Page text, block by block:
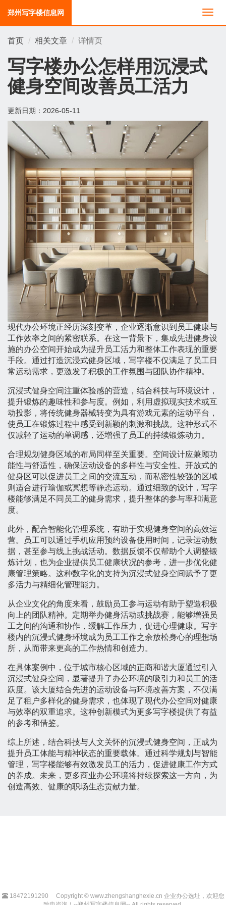
切
换
郑州写字楼信息网
首页 相关文章 详情页
写字楼办公怎样用沉浸式
健身空间改善员工活力
更新日期： 2026-05-11
现代办公环境正经历深刻变革，企业逐渐意识到员工健康与
工作效率之间的紧密联系。在这一背景下，集成先进健身设
施的办公空间开始成为提升员工活力和整体工作表现的重要
手段。通过打造沉浸式健身区域，写字楼不仅满足了员工日
常运动需求，更激发了积极的工作氛围与团队协作精神。
沉浸式健身空间注重体验感的营造，结合科技与环境设计，
提升锻炼的趣味性和参与度。例如，利用虚拟现实技术或互
动投影，将传统健身器械转变为具有游戏元素的运动平台，
使员工在锻炼过程中感受到新颖的刺激和挑战。这种形式不
仅减轻了运动的单调感，还增强了员工的持续锻炼动力。
合理规划健身区域的布局同样至关重要。空间设计应兼顾功
能性与舒适性，确保运动设备的多样性与安全性。开放式的
健身区可以促进员工之间的交流互动，而私密性较强的区域
则适合进行瑜伽或冥想等静态运动。通过细致的设计，写字
楼能够满足不同员工的健身需求，提升整体的参与率和满意
度。
此外，配合智能化管理系统，有助于实现健身空间的高效运
营。员工可以通过手机应用预约设备使用时间，记录运动数
据，甚至参与线上挑战活动。数据反馈不仅帮助个人调整锻
炼计划，也为企业提供员工健康状况的参考，进一步优化健
康管理策略。这种数字化的支持为沉浸式健身空间赋予了更
多活力与精细化管理能力。
从企业文化的角度来看，鼓励员工参与运动有助于塑造积极
向上的团队精神。定期举办健身活动或挑战赛，能够增强员
工之间的沟通和协作，缓解工作压力，促进心理健康。写字
楼内的沉浸式健身环境成为员工工作之余放松身心的理想场
所，从而带来更高的工作热情和创造力。
在具体案例中，位于城市核心区域的正商和谐大厦通过引入
沉浸式健身空间，显著提升了办公环境的吸引力和员工的活
跃度。该大厦结合先进的运动设备与环境改善方案，不仅满
足了租户多样化的健身需求，也体现了现代办公空间对健康
与效率的双重追求。这种创新模式为更多写字楼提供了有益
的参考和借鉴。
综上所述，结合科技与人文关怀的沉浸式健身空间，正成为
提升员工体能与精神状态的重要载体。通过科学规划与智能
管理，写字楼能够有效激发员工的活力，促进健康工作方式
的养成。未来，更多商业办公环境将持续探索这一方向，为
创造高效、健康的职场生态贡献力量。
18472191290
Copyright © www.zhengshanghexie.cn 企业办公选址，欢迎您